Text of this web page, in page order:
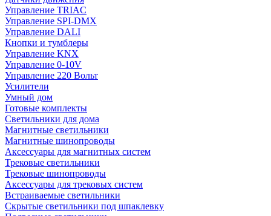
Управление TRIAC
Управление SPI-DMX
Управление DALI
Кнопки и тумблеры
Управление KNX
Управление 0-10V
Управление 220 Вольт
Усилители
Умный дом
Готовые комплекты
Светильники для дома
Магнитные светильники
Магнитные шинопроводы
Аксессуары для магнитных систем
Трековые светильники
Трековые шинопроводы
Аксессуары для трековых систем
Встраиваемые светильники
Скрытые светильники под шпаклевку